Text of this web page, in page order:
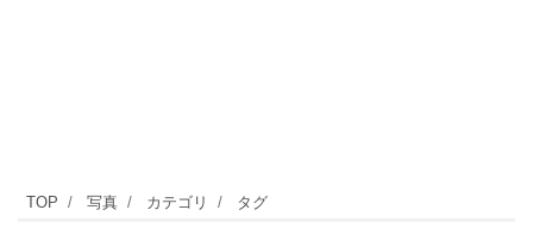
TOP 写真 カテゴリ タグ